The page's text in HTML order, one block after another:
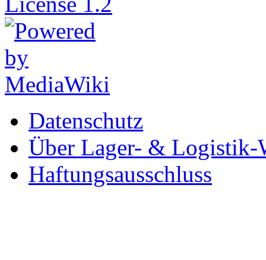
Datenschutz
Über Lager- &
Haftungsausschluss